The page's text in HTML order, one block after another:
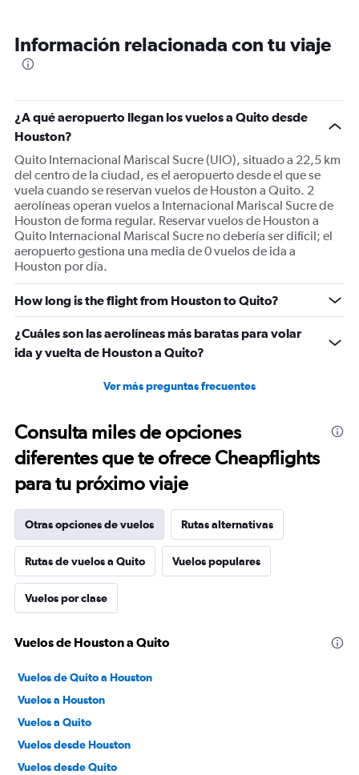
Información relacionada con tu viaje
¿A qué aeropuerto llegan los vuelos a Quito desde
Houston?
Quito Internacional Mariscal Sucre (UIO), situado a 22,5 km
del centro de la ciudad, es el aeropuerto desde el que se
vuela cuando se reservan vuelos de Houston a Quito. 2
aerolíneas operan vuelos a Internacional Mariscal Sucre de
Houston de forma regular. Reservar vuelos de Houston a
Quito Internacional Mariscal Sucre no debería ser difícil; el
aeropuerto gestiona una media de 0 vuelos de ida a
Houston por día.
How long is the flight from Houston to Quito?
¿Cuáles son las aerolíneas más baratas para volar
ida y vuelta de Houston a Quito?
Ver más preguntas frecuentes
Consulta miles de opciones
diferentes que te ofrece Cheapflights
para tu próximo viaje
Otras opciones de vuelos Rutas alternativas
Rutas de vuelos a Quito Vuelos populares
Vuelos por clase
Vuelos de Houston a Quito
Vuelos de Quito a Houston
Vuelos a Houston
Vuelos a Quito
Vuelos desde Houston
Vuelos desde Quito